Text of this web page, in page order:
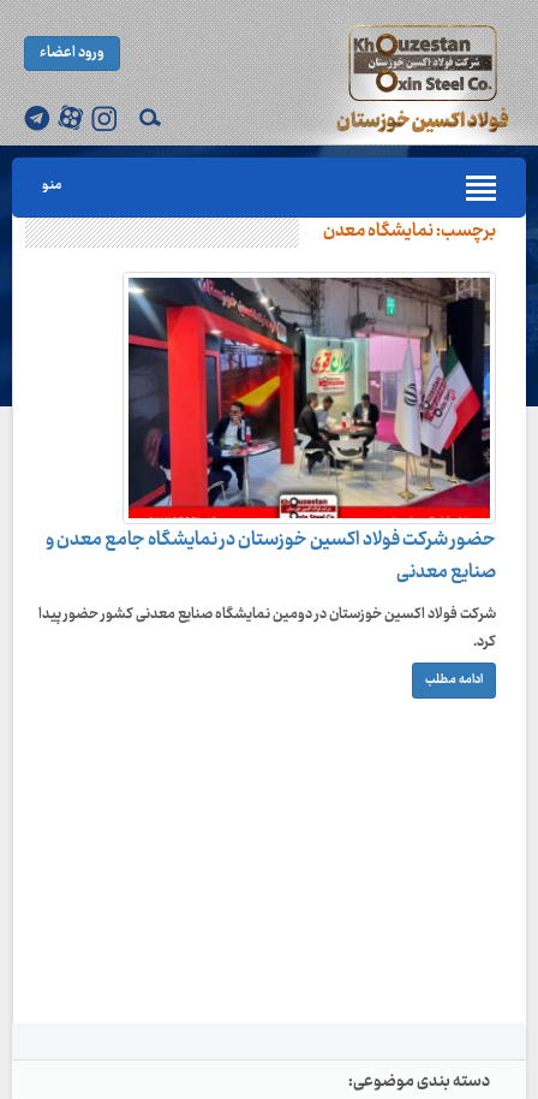
ورود اعضاء
منو
برچسب:نمایشگاه معدن
حضور شرکت فولاد اکسین خوزستان در نمایشگاه جامع معدن و
صنایع معدنی
شرکت فولاد اکسین خوزستان در دومین نمایشگاه صنایع معدنی کشور حضور پیدا
کرد.
ادامه مطلب
دسته بندی موضوعی: